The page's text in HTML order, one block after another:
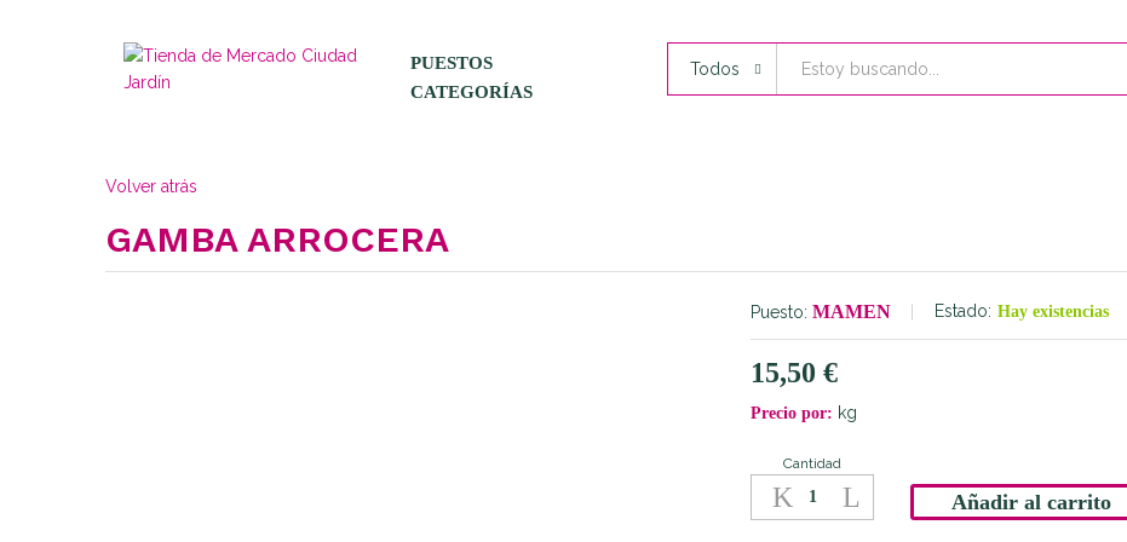
PUESTOS
CATEGORÍAS
Todos
Volver atrás
GAMBA ARROCERA
Puesto:MAMEN Estado: Hay existencias
15,50€
Precio por: kg
Gamba
Arrocera
quantity
Cantidad
Añadir al carrito